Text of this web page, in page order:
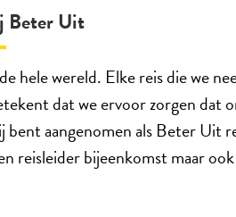
Beter Uit
hele wereld. Elke reis die we
dat we ervoor zorgen dat
bent aangenomen als Beter Uit
reisleider bijeenkomst maar